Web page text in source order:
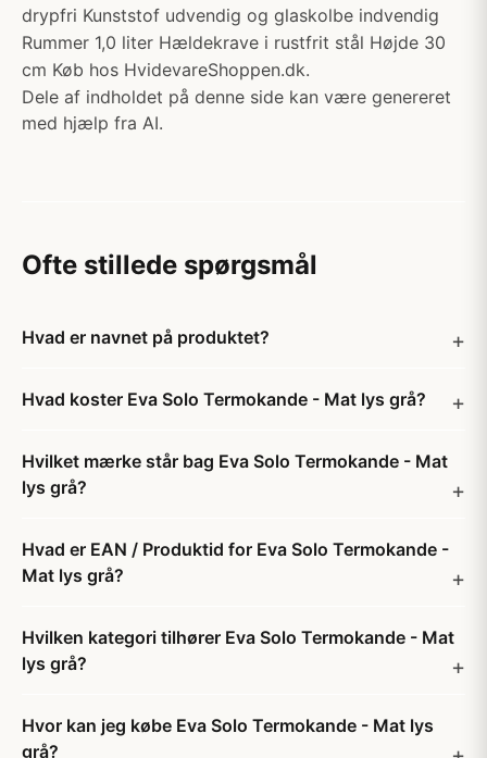
drypfri Kunststof udvendig og glaskolbe indvendig
Rummer 1,0 liter Hældekrave i rustfrit stål Højde 30
cm Køb hos HvidevareShoppen.dk.
Dele af indholdet på denne side kan være genereret
med hjælp fra AI.
Ofte stillede spørgsmål
Hvad er navnet på produktet?
Hvad koster Eva Solo Termokande - Mat lys grå?
Hvilket mærke står bag Eva Solo Termokande - Mat
lys grå?
Hvad er EAN / Produktid for Eva Solo Termokande -
Mat lys grå?
Hvilken kategori tilhører Eva Solo Termokande - Mat
lys grå?
Hvor kan jeg købe Eva Solo Termokande - Mat lys
grå?